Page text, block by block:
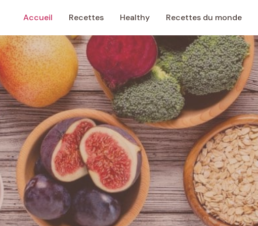
Accueil Recettes Healthy Recettes du monde